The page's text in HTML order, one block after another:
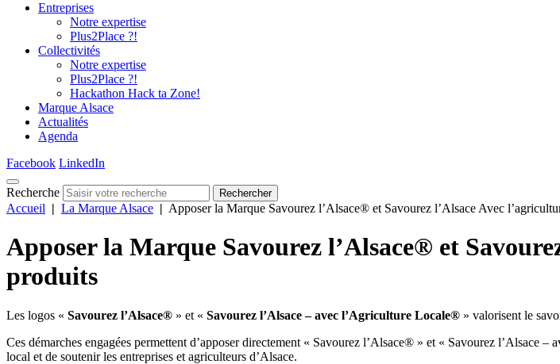
Entreprises
Notre expertise
Plus2Place ?!
Collectivités
Notre expertise
Plus2Place ?!
Hackathon Hack ta Zone!
Marque Alsace
Actualités
Agenda
Facebook LinkedIn
Recherche Rechercher
Accueil | La Marque Alsace | Apposer la Marque Savourez l’Alsace® et Savourez l’Alsace Avec
Apposer la Marque Savourez l’Alsace® et
produits
Les logos « Savourez l’Alsace® » et « Savourez l’Alsace – avec l’Agriculture Locale® » valorisent le
Ces démarches engagées permettent d’apposer directement « Savourez l’Alsace® » et « Savourez
local et de soutenir les entreprises et agriculteurs d’Alsace.